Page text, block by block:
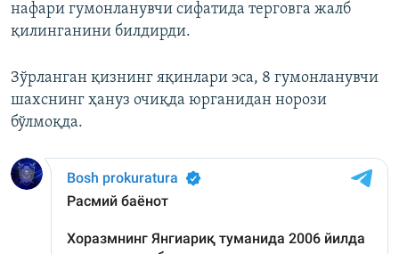
нафари гумонланувчи сифатида терговга жалб
қилинганини билдирди.
Зўрланган қизнинг яқинлари эса, 8 гумонланувчи
шахснинг ҳануз очиқда юрганидан норози
бўлмоқда.